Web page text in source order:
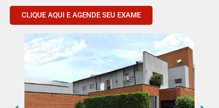
farmácia. Cialis permanece no seu sistema por até
36 horas e pode fornecer suporte para ereções
durante todo esse tempo. O Viagra geralmente só
permanece no seu sistema durante quatro a seis
horas. Emling S. Viagra vs. Cialis: Qual é o melhor
para si? Associação Americana de Reformados
CLIQUE AQUI E AGENDE SEU EXAME